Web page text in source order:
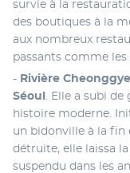
survie à la
des boutiques à la
aux nombreux
passants comme
- Rivière
Séoul
. Elle a subi
histoire moderne.
un bidonville à la fin
détruite, elle laissa
suspendu dans les